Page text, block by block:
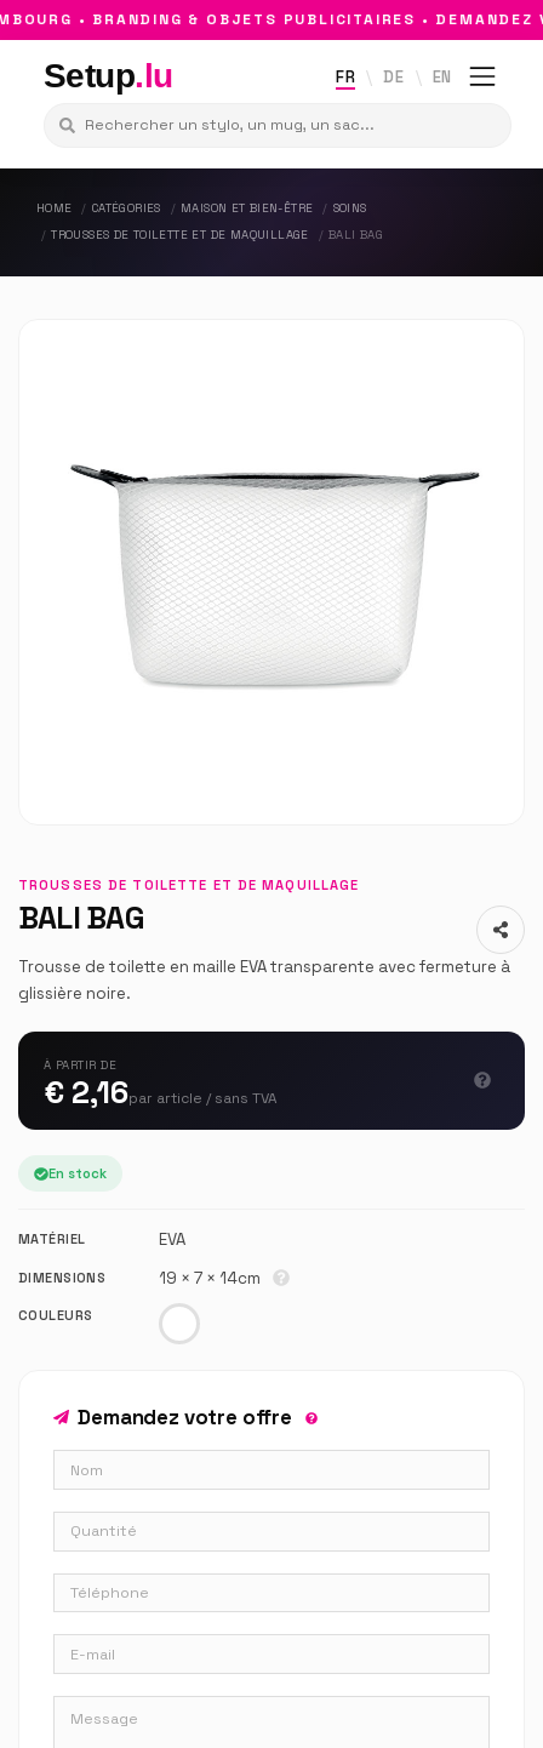
• BRANDING & OBJETS PUBLICITAIRES • DEMANDEZ
Setup.lu FR DE EN
HOME CATÉGORIES MAISON ET BIEN-ÊTRE
SOINS
TROUSSES DE TOILETTE ET DE MAQUILLAGE
BALI BAG
TROUSSES DE TOILETTE ET DE MAQUILLAGE
BALI BAG
Trousse de toilette en maille EVA transparente avec fermeture à
glissière noire.
À PARTIR DE
€ 2,16par article / sans TVA
En stock
MATÉRIEL EVA
DIMENSIONS 19 × 7 × 14cm
COULEURS
Demandez votre offre